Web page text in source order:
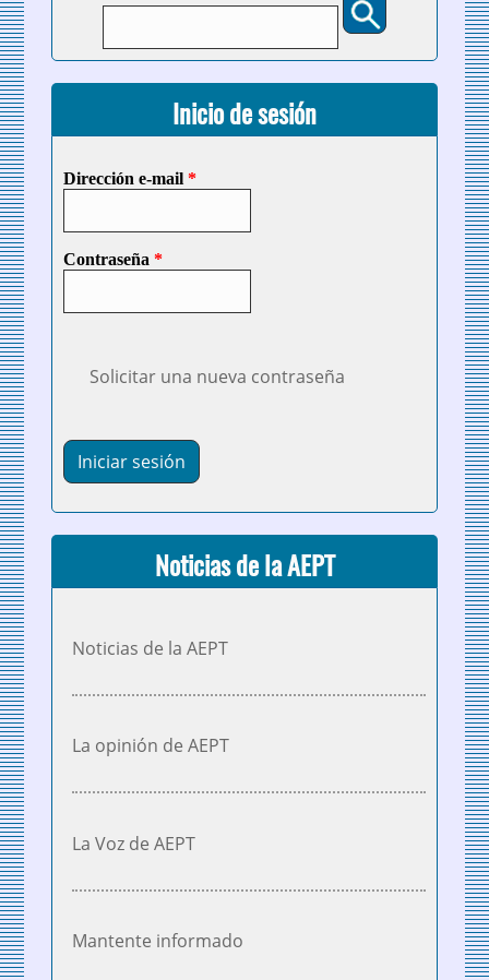
Inicio de sesión
Dirección e-mail *
Contraseña *
Solicitar una nueva contraseña
Noticias de la AEPT
Noticias de la AEPT
La opinión de AEPT
La Voz de AEPT
Mantente informado